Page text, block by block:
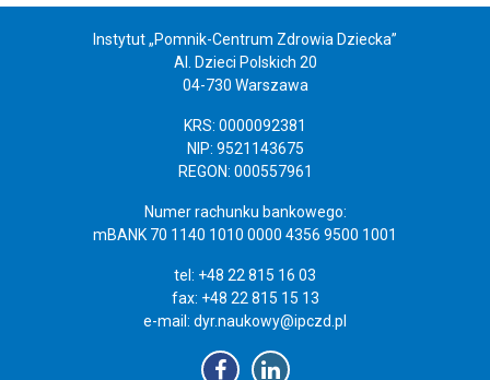
Instytut „Pomnik-Centrum Zdrowia Dziecka”
Al. Dzieci Polskich 20
04-730 Warszawa
KRS: 0000092381
NIP: 9521143675
REGON: 000557961
Numer rachunku bankowego:
mBANK 70 1140 1010 0000 4356 9500 1001
tel: +48 22 815 16 03
fax: +48 22 815 15 13
e-mail: dyr.naukowy@ipczd.pl